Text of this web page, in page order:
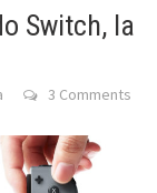
Switch, la
3 Comments